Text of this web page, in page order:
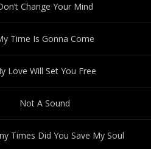
Change Your Mind
Time Is Gonna Come
Love Will Set You Free
Not A Sound
Times Did You Save My Soul